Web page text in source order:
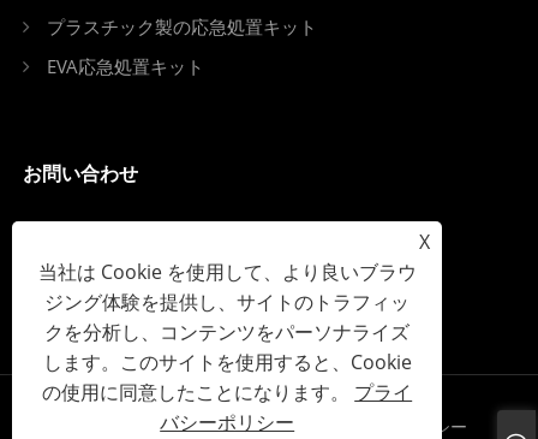
プラスチック製の応急処置キット
EVA応急処置キット
お問い合わせ
Eメール: info@kebonfirstaid.com
Add: 江東産業園区、江東街、義烏市、中国。
Sitemap RSS XML プライバシーポリシー
X
当社は Cookie を使用して、より良いブラウ
ジング体験を提供し、サイトのトラフィッ
クを分析し、コンテンツをパーソナライズ
します。このサイトを使用すると、Cookie
の使用に同意したことになります。 プライ
バシーポリシー